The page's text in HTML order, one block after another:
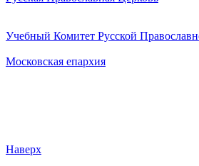
Учебный Комитет Русской
Московская епархия
Наверх